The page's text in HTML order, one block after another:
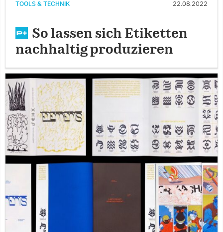
TOOLS & TECHNIK 22.08.2022
So lassen sich Etiketten
nachhaltig produzieren